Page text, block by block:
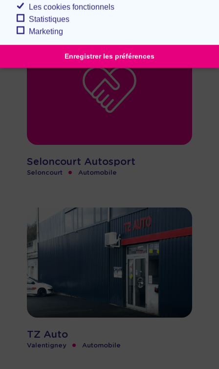
Les cookies fonctionnels
Statistiques
Marketing
Enregistrer les préférences
Seloncourt Autosport
Seloncourt • Automobile
TZ Auto
Valentigney • Automobile